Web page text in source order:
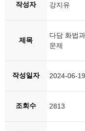
작성자 강지유
제목
다담 화법
문제
작성일자 2024-06-19
조회수 2813